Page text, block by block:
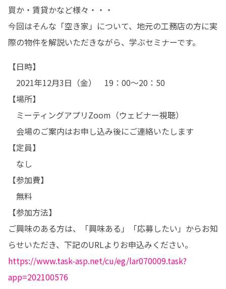
買か・賃貸かなど様々・・・
今回はそんな「空き家」について、地元の工務店の方に実
際の物件を解説いただきながら、学ぶセミナーです。
【日時】
2021年12月3日（金）　19：00～20：50
【場所】
ミーティングアプリZoom（ウェビナー視聴）
会場のご案内はお申し込み後にご連絡いたします
【定員】
なし
【参加費】
無料
【参加方法】
ご興味のある方は、「興味ある」「応募したい」からお知
https://www.task-asp.net/cu/eg/lar070009.task?
app=202100576